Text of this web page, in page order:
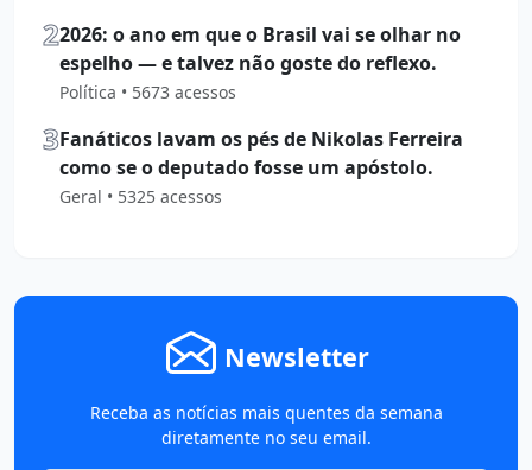
22026: o ano em que o Brasil vai se olhar no
espelho — e talvez não goste do reflexo.
Política • 5673 acessos
3Fanáticos lavam os pés de Nikolas Ferreira
como se o deputado fosse um apóstolo.
Geral • 5325 acessos
Newsletter
Receba as notícias mais quentes da semana
diretamente no seu email.